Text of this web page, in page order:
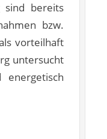
sind bereits
bzw.
vorteilhaft
untersucht
energetisch